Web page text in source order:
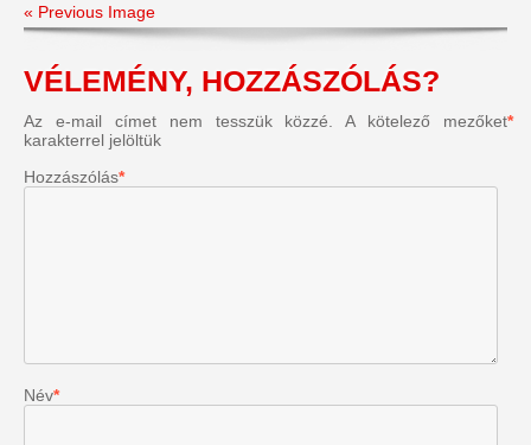
« Previous Image
VÉLEMÉNY, HOZZÁSZÓLÁS?
Az e-mail címet nem tesszük közzé. A kötelező mezőket*
karakterrel jelöltük
Hozzászólás*
Név*